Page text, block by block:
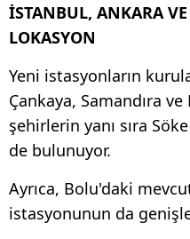
İSTANBUL, ANKARA
LOKASYON
Yeni istasyonların
Çankaya, Samandıra
şehirlerin yanı sıra
de bulunuyor.
Ayrıca, Bolu'daki
istasyonunun da